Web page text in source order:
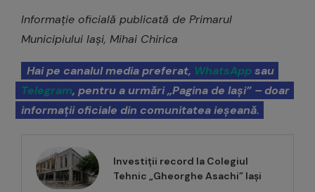
Informație oficială publicată de Primarul
Municipiului Iași, Mihai Chirica
Hai pe canalul media preferat, WhatsAppsau
Telegram, pentru a urmări „Pagina de Iași” – doar
informații oficiale din comunitatea ieșeană.
Investiții record la Colegiul
Tehnic „Gheorghe Asachi” Iași